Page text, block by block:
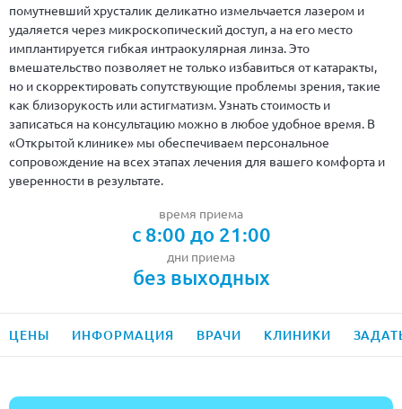
помутневший хрусталик деликатно измельчается лазером и
удаляется через микроскопический доступ, а на его место
имплантируется гибкая интраокулярная линза. Это
вмешательство позволяет не только избавиться от катаракты,
но и скорректировать сопутствующие проблемы зрения, такие
как близорукость или астигматизм. Узнать стоимость и
записаться на консультацию можно в любое удобное время. В
«Открытой клинике» мы обеспечиваем персональное
сопровождение на всех этапах лечения для вашего комфорта и
уверенности в результате.
время приема
с 8:00 до 21:00
дни приема
без выходных
ЦЕНЫ ИНФОРМАЦИЯ ВРАЧИ КЛИНИКИ